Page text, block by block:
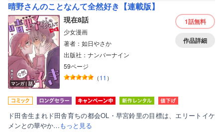
晴野さんのことなんて全然好き【連載版】
マンガ｜話
現在8話
少女漫画
著者：如日やさか
出版社：ナンバーナイン
59ページ
（11 ）
1話無料
作品詳細
ド田舎生まれド田舎育ちの都会OL・早宮鈴里の目標は、エリートイケ
メンとの華やか…もっと見る